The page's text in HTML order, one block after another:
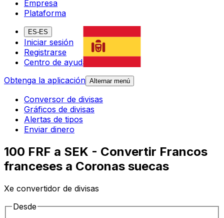
Empresa
Plataforma
ES-ES
Iniciar sesión
Registrarse
Centro de ayuda
Obtenga la aplicación Alternar menú
Conversor de divisas
Gráficos de divisas
Alertas de tipos
Enviar dinero
100 FRF a SEK - Convertir Francos
franceses a Coronas suecas
Xe convertidor de divisas
Desde